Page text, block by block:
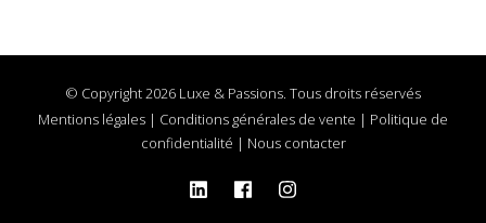
© Copyright 2026 Luxe & Passions. Tous droits réservés
Mentions légales | Conditions générales de vente | Politique de
confidentialité | Nous contacter